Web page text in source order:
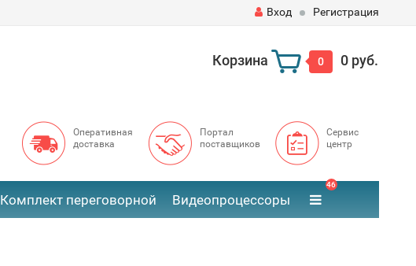
Вход Регистрация
Корзина 0 0 руб.
Оперативная
доставка
Портал
поставщиков
Сервис
центр
Комплект переговорной Видеопроцессоры
46